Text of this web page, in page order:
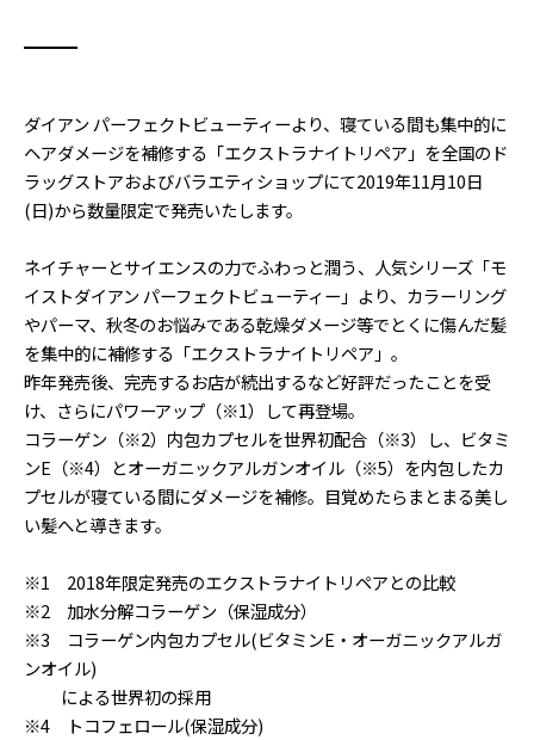
ダイアン パーフェクトビューティーより、寝ている間も集中的に
ヘアダメージを補修する「エクストラナイトリペア」を全国のド
ラッグストアおよびバラエティショップにて2019年11月10日
(日)から数量限定で発売いたします。
ネイチャーとサイエンスの力でふわっと潤う、人気シリーズ「モ
イストダイアン パーフェクトビューティー」より、カラーリング
やパーマ、秋冬のお悩みである乾燥ダメージ等でとくに傷んだ髪
を集中的に補修する「エクストラナイトリペア」。
昨年発売後、完売するお店が続出するなど好評だったことを受
け、さらにパワーアップ（※1）して再登場。
コラーゲン（※2）内包カプセルを世界初配合（※3）し、ビタミ
ンE（※4）とオーガニックアルガンオイル（※5）を内包したカ
プセルが寝ている間にダメージを補修。目覚めたらまとまる美し
い髪へと導きます。
※1 2018年限定発売のエクストラナイトリペアとの比較
※2 加水分解コラーゲン（保湿成分）
※3 コラーゲン内包カプセル(ビタミンE・オーガニックアルガ
ンオイル)
による世界初の採用
※4 トコフェロール(保湿成分)